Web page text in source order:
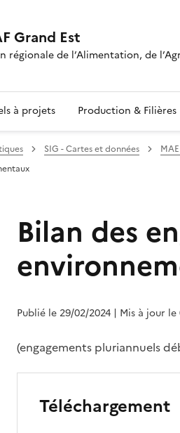
Grand Est
régionale de l’Alimentation, de
à projets Production & Filières
SIG - Cartes et données
Bilan des
Publié le 29/02/2024 | Mis à jour le
(engagements pluriannuels
Téléchargement